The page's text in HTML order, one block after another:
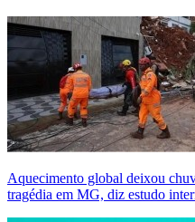
Aquecimento global deixou
tragédia em MG, diz estudo